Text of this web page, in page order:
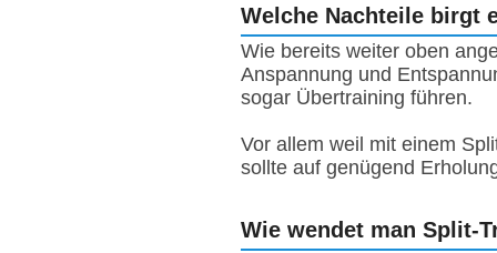
Welche Nachteile birgt
Wie bereits weiter oben
Anspannung und
sogar Übertraining führen.
Vor allem weil mit einem
sollte auf genügend
Wie wendet man Split-